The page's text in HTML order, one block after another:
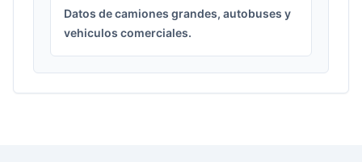
Datos de camiones grandes, autobuses y
vehiculos comerciales.